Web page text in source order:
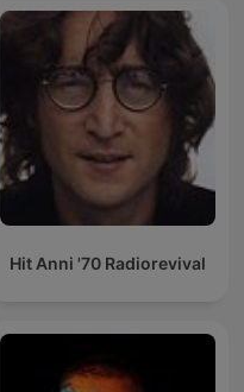
Hit Anni '70 Radiorevival